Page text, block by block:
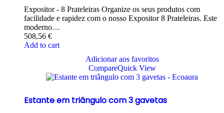
Expositor - 8 Prateleiras Organize os seus produtos com
facilidade e rapidez com o nosso Expositor 8 Prateleiras. Este
moderno…
508,56 €
Add to cart
Adicionar aos favoritos
CompareQuick View
Estante em triângulo com 3 gavetas